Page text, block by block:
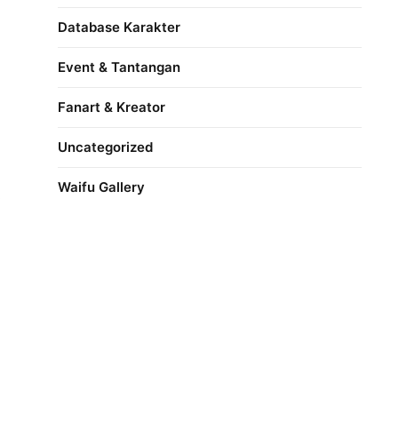
Database Karakter
Event & Tantangan
Fanart & Kreator
Uncategorized
Waifu Gallery